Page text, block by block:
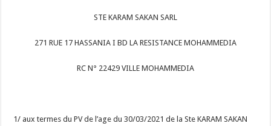
STE KARAM SAKAN SARL
271 RUE 17 HASSANIA I BD LA RESISTANCE MOHAMMEDIA
RC N° 22429 VILLE MOHAMMEDIA
1/ aux termes du PV de l’age du 30/03/2021 de la Ste KARAM SAKAN